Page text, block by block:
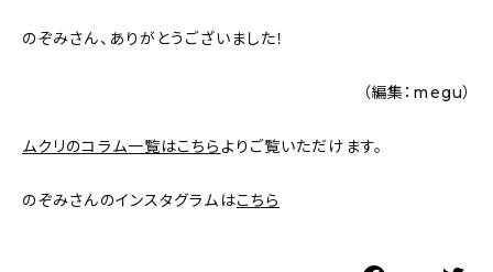
のぞみさん、ありがとうございました！
（編集：megu）
ムクリのコラム一覧はこちら よりご覧いただけます。
のぞみさんのインスタグラムはこちら